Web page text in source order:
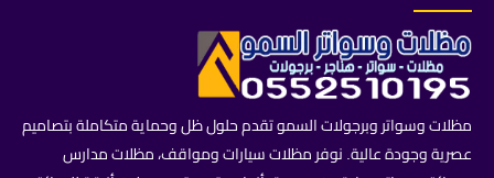
مظلات وسواتر وبرجولات السمو تقدم حلول ظل وحماية متكاملة بتصاميم
عصرية وجودة عالية. نوفر مظلات سيارات ومواقف، مظلات مدارس